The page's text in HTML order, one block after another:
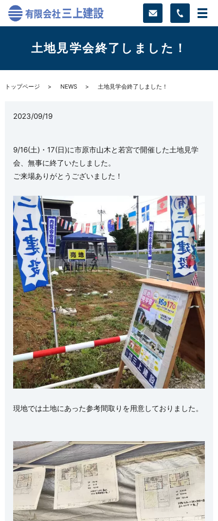
土地見学会終了しました！
トップページ NEWS 土地見学会終了しました！
2023/09/19
9/16(土)・17(日)に市原市山木と若宮で開催した土地見学
会、無事に終了いたしました。
ご来場ありがとうございました！
現地では土地にあった参考間取りを用意しておりました。